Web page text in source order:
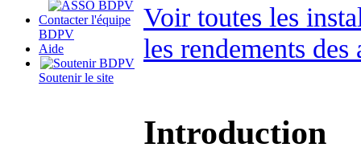
Contacter l'équipe
BDPV
Aide
Soutenir le site
Voir toutes les
les rendements des
Introduction